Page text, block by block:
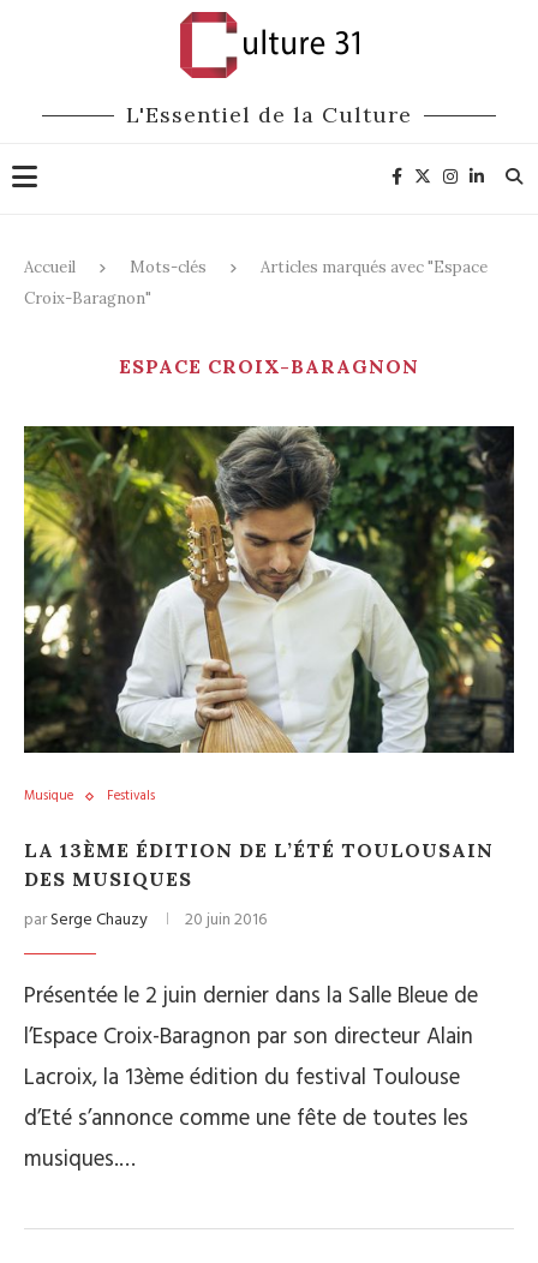
L'Essentiel de la Culture
Accueil Mots-clés
Articles marqués avec "Espace
Croix-Baragnon"
ESPACE CROIX-BARAGNON
Musique Festivals
LA 13ÈME ÉDITION DE L’ÉTÉ TOULOUSAIN
DES MUSIQUES
parSerge Chauzy 20 juin 2016
Présentée le 2 juin dernier dans la Salle Bleue de
l’Espace Croix-Baragnon par son directeur Alain
Lacroix, la 13ème édition du festival Toulouse
d’Eté s’annonce comme une fête de toutes les
musiques.…